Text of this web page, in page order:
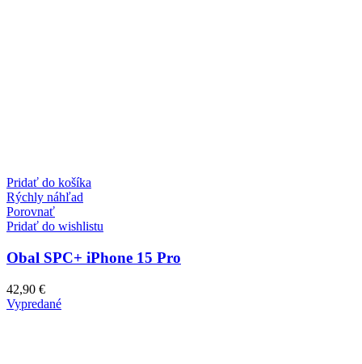
Pridať do košíka
Rýchly náhľad
Porovnať
Pridať do wishlistu
Obal SPC+ iPhone 15 Pro
42,90 €
Vypredané